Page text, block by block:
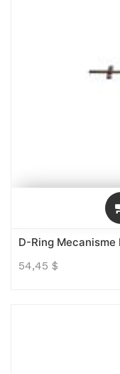
D-Ring
54,45 $